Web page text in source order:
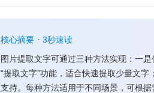
核心摘要・3秒速读
图片提取文字可通过三种方法实现：一
“提取文字”功能，适合快速提取少量文
支持。每种方法适用于不同场景，可根据